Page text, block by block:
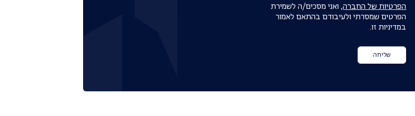
הפרטיות של החברה, ואני מסכים/ה לשמירת
הפרטים שמסרתי ולעיבודם בהתאם לאמור
במדיניות זו.
שליחה